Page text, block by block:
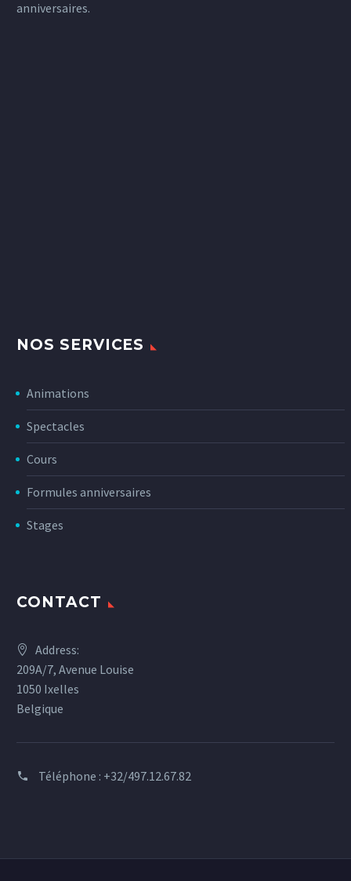
anniversaires.
NOS SERVICES
Animations
Spectacles
Cours
Formules anniversaires
Stages
CONTACT
Address:
209A/7, Avenue Louise
1050 Ixelles
Belgique
Téléphone : +32/497.12.67.82